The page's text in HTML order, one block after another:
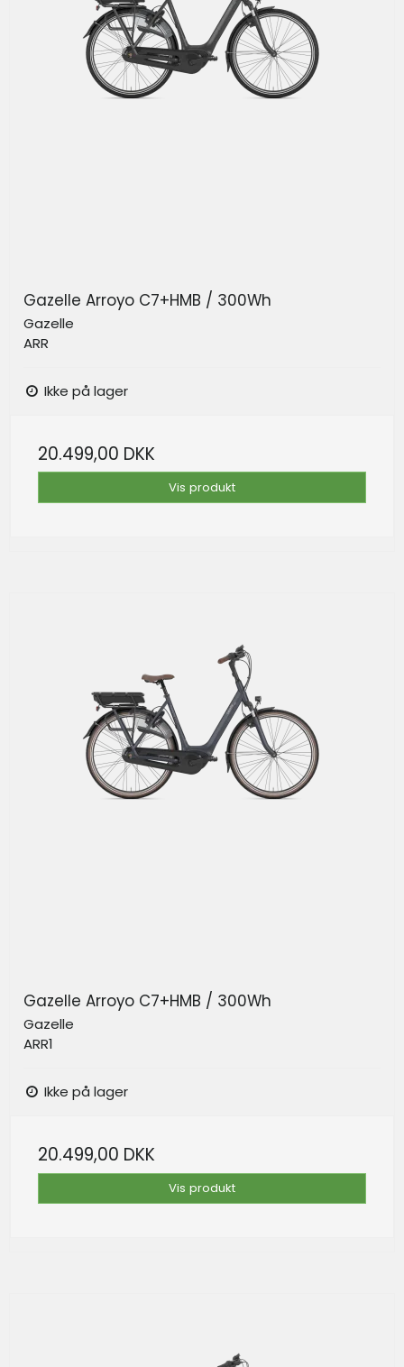
Gazelle Arroyo C7+HMB / 300Wh
Gazelle
ARR
Ikke på lager
20.499,00 DKK
Vis produkt
Gazelle Arroyo C7+HMB / 300Wh
Gazelle
ARR1
Ikke på lager
20.499,00 DKK
Vis produkt